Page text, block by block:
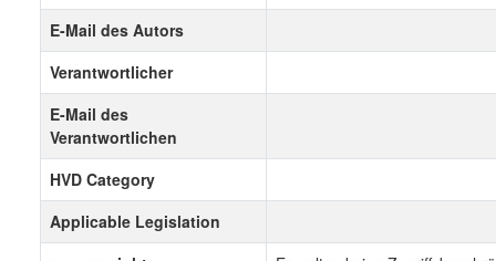
E-Mail des Autors
Verantwortlicher
E-Mail des
Verantwortlichen
HVD Category
Applicable Legislation